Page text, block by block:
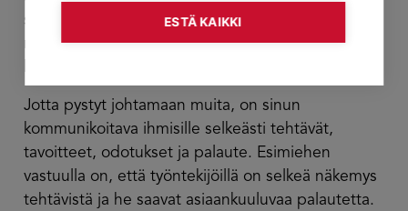
suorittavasta työstä, on tärkeää miettiä, mikä on
muuttunut; mikä on roolisi, suhteesi muihin ja
Jotta pystyt johtamaan muita, on sinun
kommunikoitava ihmisille selkeästi tehtävät,
tavoitteet, odotukset ​​ja palaute. Esimiehen
vastuulla on, että työntekijöillä on selkeä näkemys
tehtävistä ja he saavat asiaankuuluvaa palautetta.
ESTÄ KAIKKI